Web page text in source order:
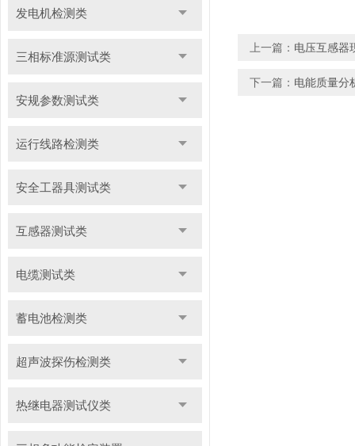
发电机检测类
三相标准源测试类
安规参数测试类
运行线路检测类
安全工器具测试类
互感器测试类
电缆测试类
蓄电池检测类
超声波探伤检测类
热继电器测试仪类
上一篇： 电压互感器
下一篇： 电能质量分